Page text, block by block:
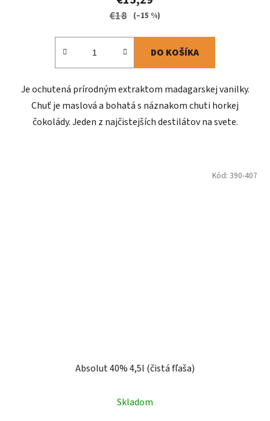
€18 (–15 %)
DO KOŠÍKA
Je ochutená prírodným extraktom madagarskej vanilky.
Chuť je maslová a bohatá s náznakom chuti horkej
čokolády. Jeden z najčistejších destilátov na svete.
Absolut 40% 4,5l (čistá fľaša)
Skladom
Kód: 390-407